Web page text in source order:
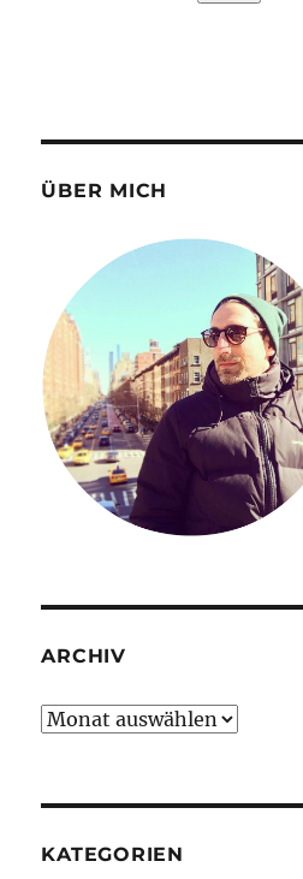
ÜBER MICH
ARCHIV
Archiv
KATEGORIEN